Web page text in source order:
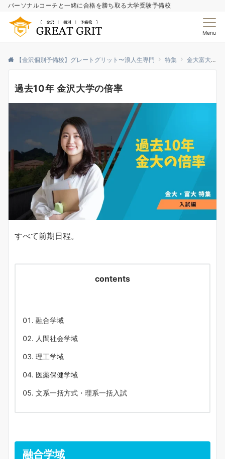
パーソナルコーチと一緒に合格を勝ち取る大学受験予備校
Menu
【金沢個別予備校】グレートグリット〜浪人生専門 特集 金大富大特集
過去10年 金沢大学の倍率
すべて前期日程。
contents
融合学域
人間社会学域
理工学域
医薬保健学域
文系一括方式・理系一括入試
融合学域